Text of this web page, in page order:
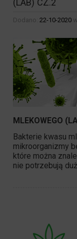
(LAB) CZ.2
Dodano: 22-10-2020
MLEKOWEGO
Bakterie kwasu
mikroorganizmy
które można
nie potrzebują